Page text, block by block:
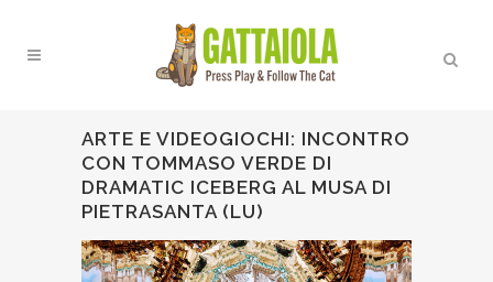
ARTE E VIDEOGIOCHI: INCONTRO
CON TOMMASO VERDE DI
DRAMATIC ICEBERG AL MUSA DI
PIETRASANTA (LU)